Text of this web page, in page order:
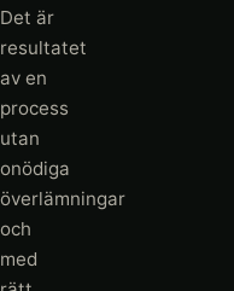
Det är
resultatet
av en
process
utan
onödiga
överlämningar
och
med